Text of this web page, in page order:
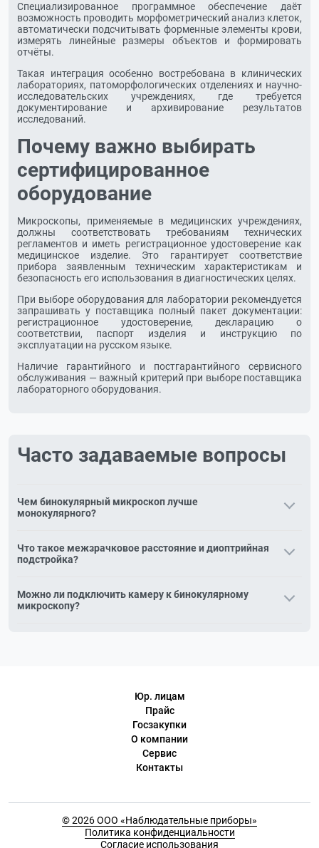
Специализированное программное обеспечение даёт
возможность проводить морфометрический анализ клеток,
автоматически подсчитывать форменные элементы крови,
измерять линейные размеры объектов и формировать
отчёты.
Такая интеграция особенно востребована в клинических
лабораториях, патоморфологических отделениях и научно-
исследовательских учреждениях, где требуется
документирование и архивирование результатов
исследований.
Почему важно выбирать
сертифицированное
оборудование
Микроскопы, применяемые в медицинских учреждениях,
должны соответствовать требованиям технических
регламентов и иметь регистрационное удостоверение как
медицинское изделие. Это гарантирует соответствие
прибора заявленным техническим характеристикам и
безопасность его использования в диагностических целях.
При выборе оборудования для лаборатории рекомендуется
запрашивать у поставщика полный пакет документации:
регистрационное удостоверение, декларацию о
соответствии, паспорт изделия и инструкцию по
эксплуатации на русском языке.
Наличие гарантийного и постгарантийного сервисного
обслуживания — важный критерий при выборе поставщика
лабораторного оборудования.
Часто задаваемые вопросы
Чем бинокулярный микроскоп лучше
монокулярного?
работать комфортнее и дольше без усталости. Это стандарт
для лабораторий и регулярных исследований.
Что такое межзрачковое расстояние и диоптрийная
подстройка?
(межзрачковое расстояние), а диоптрийная подстройка
компенсирует разницу зрения глаз — изображение
Можно ли подключить камеру к бинокулярному
микроскопу?
Юр. лицам
Прайс
Госзакупки
О компании
Сервис
Контакты
© 2026 ООО «Наблюдательные приборы»
Политика конфиденциальности
Согласие использования